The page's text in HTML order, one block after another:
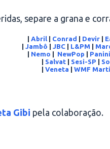
separe a grana e
Abril Conrad Devir
Jambô JBC L&PM
Nemo NewPop Panini
Salvat| Sesi-SP
Veneta WMF
Gibi pela colaboração.